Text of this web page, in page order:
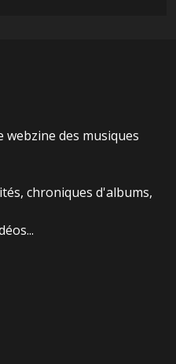
des musiques
chroniques d'albums,